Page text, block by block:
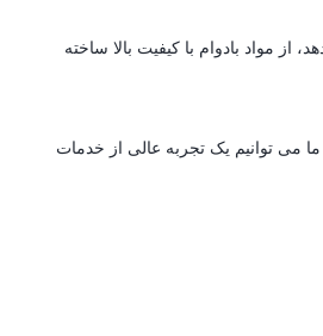
مواد بادوام با کیفیت بالا ساخته
می توانیم یک تجربه عالی از خدمات